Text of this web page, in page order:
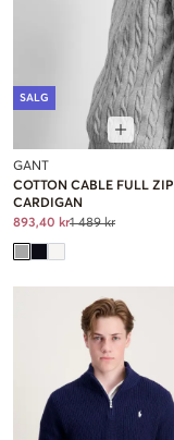
SALG
GANT
COTTON CABLE FULL ZIP
CARDIGAN
893,40 kr1 489 kr